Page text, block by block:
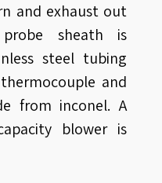
and exhaust out
sheath is
steel tubing
and
from inconel. A
blower is